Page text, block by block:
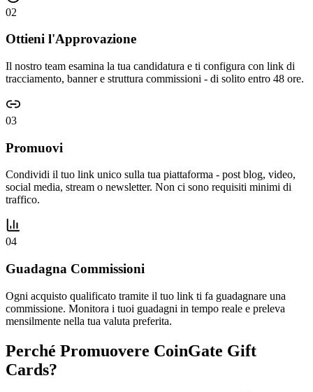
02
Ottieni l'Approvazione
Il nostro team esamina la tua candidatura e ti configura con link di
tracciamento, banner e struttura commissioni - di solito entro 48 ore.
03
Promuovi
Condividi il tuo link unico sulla tua piattaforma - post blog, video,
social media, stream o newsletter. Non ci sono requisiti minimi di
traffico.
04
Guadagna Commissioni
Ogni acquisto qualificato tramite il tuo link ti fa guadagnare una
commissione. Monitora i tuoi guadagni in tempo reale e preleva
mensilmente nella tua valuta preferita.
Perché Promuovere CoinGate Gift
Cards?